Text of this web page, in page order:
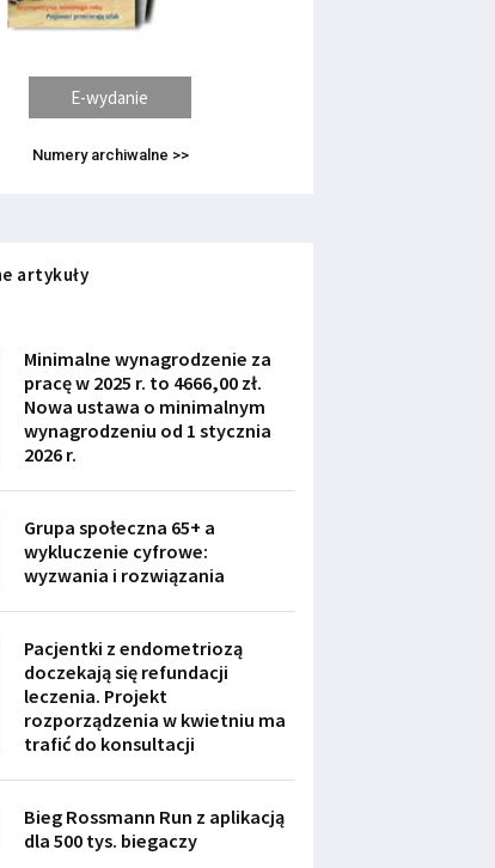
E-wydanie
Numery archiwalne >>
artykuły
Minimalne wynagrodzenie za
pracę w 2025 r. to 4666,00 zł.
Nowa ustawa o minimalnym
wynagrodzeniu od 1 stycznia
2026 r.
Grupa społeczna 65+ a
wykluczenie cyfrowe:
wyzwania i rozwiązania
Pacjentki z endometriozą
doczekają się refundacji
leczenia. Projekt
rozporządzenia w kwietniu ma
trafić do konsultacji
Bieg Rossmann Run z aplikacją
dla 500 tys. biegaczy